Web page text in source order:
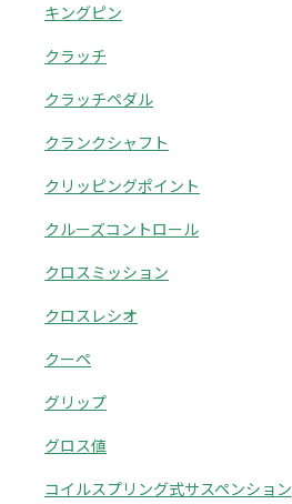
キングピン
クラッチ
クラッチペダル
クランクシャフト
クリッピングポイント
クルーズコントロール
クロスミッション
クロスレシオ
クーペ
グリップ
グロス値
コイルスプリング式サスペンション